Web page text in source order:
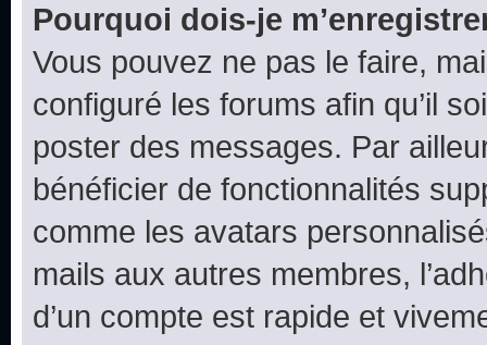
Pourquoi dois-je
Vous pouvez ne pas le faire,
configuré les forums afin qu’il
poster des messages. Par
bénéficier de fonctionnalités
comme les avatars
mails aux autres membres,
d’un compte est rapide et